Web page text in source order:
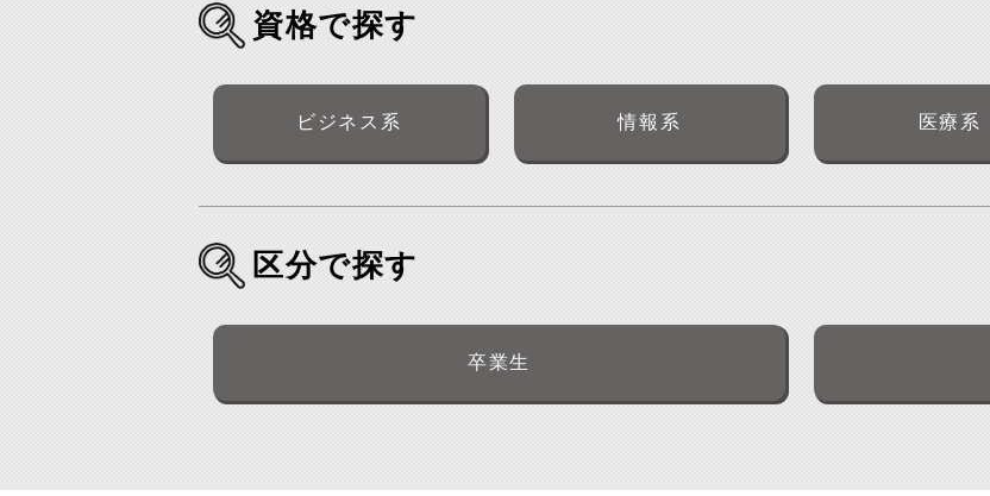
資格で探す
ビジネス系 情報系 医療系
区分で探す
卒業生